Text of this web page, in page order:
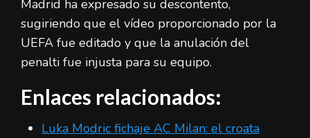
Madrid ha expresado su descontento,
sugiriendo que el vídeo proporcionado por la
UEFA fue editado y que la anulación del
penalti fue injusta para su equipo.
Enlaces relacionados:
Luka Modric fichaje AC Milan: el croata